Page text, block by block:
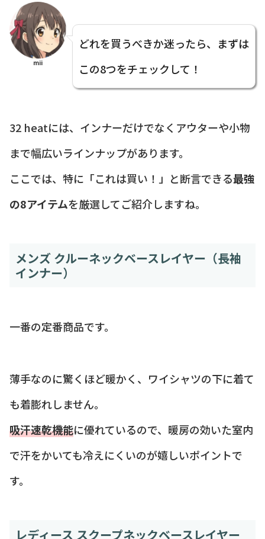
mii
どれを買うべきか迷ったら、まずは
この8つをチェックして！
32 heatには、インナーだけでなくアウターや小物
まで幅広いラインナップがあります。
ここでは、特に「これは買い！」と断言できる最強
の8アイテムを厳選してご紹介しますね。
メンズ クルーネックベースレイヤー（長袖
インナー）
一番の定番商品です。
薄手なのに驚くほど暖かく、ワイシャツの下に着て
も着膨れしません。
吸汗速乾機能に優れているので、暖房の効いた室内
で汗をかいても冷えにくいのが嬉しいポイントで
す。
レディース スクープネックベースレイヤー